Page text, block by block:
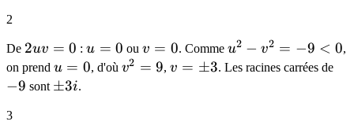
iv
-9
= 9
2
De 2uv
= 0
2uv = 0 :u
=
u = 0 ouv
=
v = 0. Comme u^2
-
u2 − v2 = −9 < 0,
on prend u
=
u = 0, d'où v^2
v2 = 9,v =
v = ±3. Les racines carrées de-9
−9 sont \pm
±3i.
3